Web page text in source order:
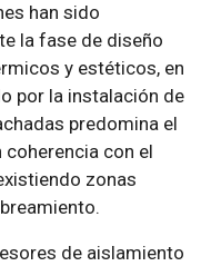
han sido
la fase de diseño
y estéticos, en
por la instalación de
predomina el
con el
zonas
de aislamiento